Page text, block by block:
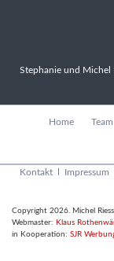
Stephanie und Michel
Home Team
Navigation
Kontakt Impressum
Copyright 2026. Michel Riess
Webmaster: Klaus
in Kooperation: SJR